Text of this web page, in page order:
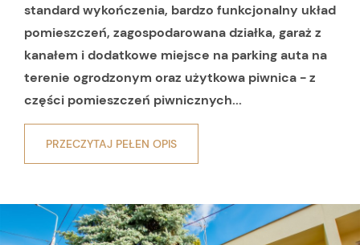
standard wykończenia, bardzo funkcjonalny układ
pomieszczeń, zagospodarowana działka, garaż z
kanałem i dodatkowe miejsce na parking auta na
terenie ogrodzonym oraz użytkowa piwnica - z
części pomieszczeń piwnicznych...
PRZECZYTAJ PEŁEN OPIS